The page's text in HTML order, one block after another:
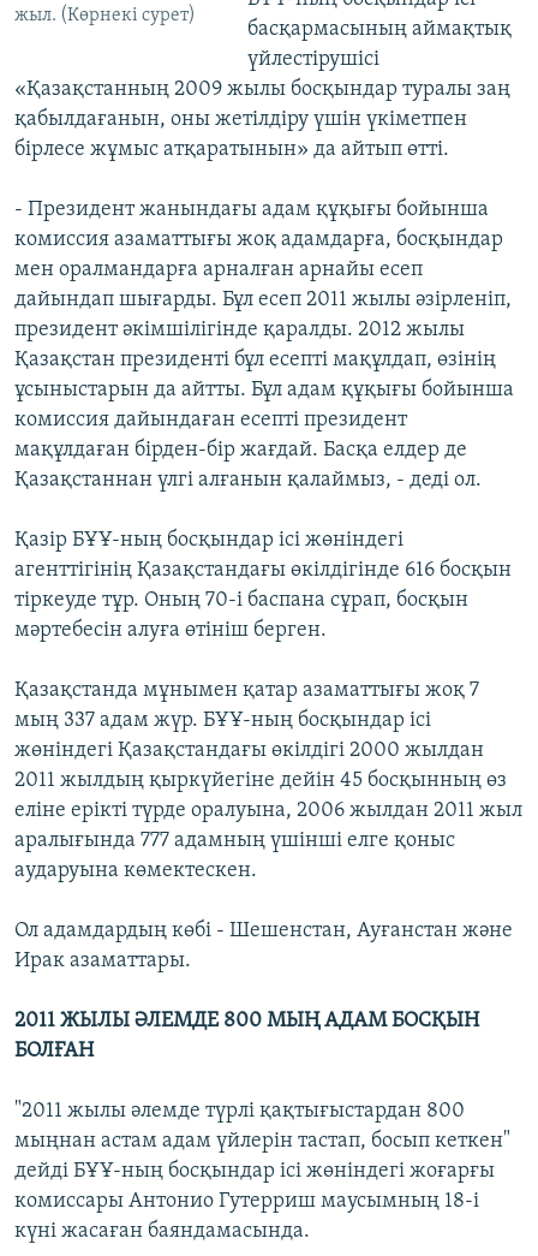
жыл. (Көрнекі сурет)
басқармасының аймақтық
үйлестірушісі
«Қазақстанның 2009 жылы босқындар туралы заң
қабылдағанын, оны жетілдіру үшін үкіметпен
бірлесе жұмыс атқаратынын» да айтып өтті.
- Президент жанындағы адам құқығы бойынша
комиссия азаматтығы жоқ адамдарға, босқындар
мен оралмандарға арналған арнайы есеп
дайындап шығарды. Бұл есеп 2011 жылы әзірленіп,
президент әкімшілігінде қаралды. 2012 жылы
Қазақстан президенті бұл есепті мақұлдап, өзінің
ұсыныстарын да айтты. Бұл адам құқығы бойынша
комиссия дайындаған есепті президент
мақұлдаған бірден-бір жағдай. Басқа елдер де
Қазақстаннан үлгі алғанын қалаймыз, - деді ол.
Қазір БҰҰ-ның босқындар ісі жөніндегі
агенттігінің Қазақстандағы өкілдігінде 616 босқын
тіркеуде тұр. Оның 70-і баспана сұрап, босқын
мәртебесін алуға өтініш берген.
Қазақстанда мұнымен қатар азаматтығы жоқ 7
мың 337 адам жүр. БҰҰ-ның босқындар ісі
жөніндегі Қазақстандағы өкілдігі 2000 жылдан
2011 жылдың қыркүйегіне дейін 45 босқынның өз
еліне ерікті түрде оралуына, 2006 жылдан 2011 жыл
аралығында 777 адамның үшінші елге қоныс
аударуына көмектескен.
Ол адамдардың көбі - Шешенстан, Ауғанстан және
Ирак азаматтары.
2011 ЖЫЛЫ ӘЛЕМДЕ 800 МЫҢ АДАМ БОСҚЫН
БОЛҒАН
"2011 жылы әлемде түрлі қақтығыстардан 800
мыңнан астам адам үйлерін тастап, босып кеткен"
дейді БҰҰ-ның босқындар ісі жөніндегі жоғарғы
комиссары Антонио Гутерриш маусымның 18-і
күні жасаған баяндамасында.